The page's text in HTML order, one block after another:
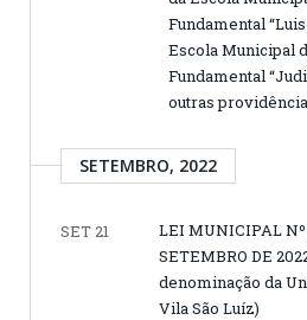
Fundamental
Escola Municipal
Fundamental
outras
SETEMBRO, 2022
SET 21
LEI MUNICIPAL Nº
SETEMBRO DE
denominação da
Vila São Luíz)